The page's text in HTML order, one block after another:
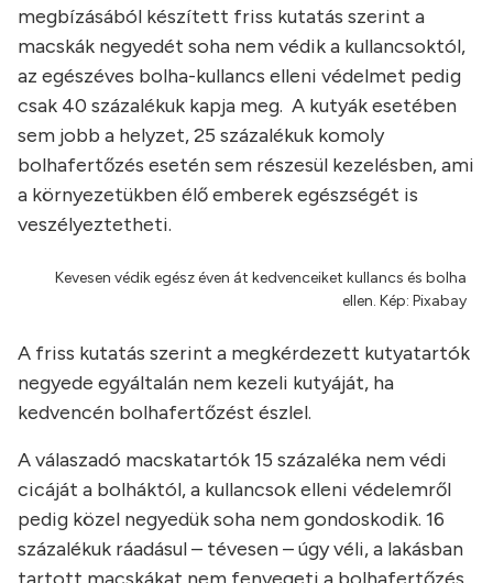
megbízásából készített friss kutatás szerint a
macskák negyedét soha nem védik a kullancsoktól,
az egészéves bolha-kullancs elleni védelmet pedig
csak 40 százalékuk kapja meg. A kutyák esetében
sem jobb a helyzet, 25 százalékuk komoly
bolhafertőzés esetén sem részesül kezelésben, ami
a környezetükben élő emberek egészségét is
veszélyeztetheti.
Kevesen védik egész éven át kedvenceiket kullancs és bolha
ellen. Kép: Pixabay
A friss kutatás szerint a megkérdezett kutyatartók
negyede egyáltalán nem kezeli kutyáját, ha
kedvencén bolhafertőzést észlel.
A válaszadó macskatartók 15 százaléka nem védi
cicáját a bolháktól, a kullancsok elleni védelemről
pedig közel negyedük soha nem gondoskodik. 16
százalékuk ráadásul – tévesen – úgy véli, a lakásban